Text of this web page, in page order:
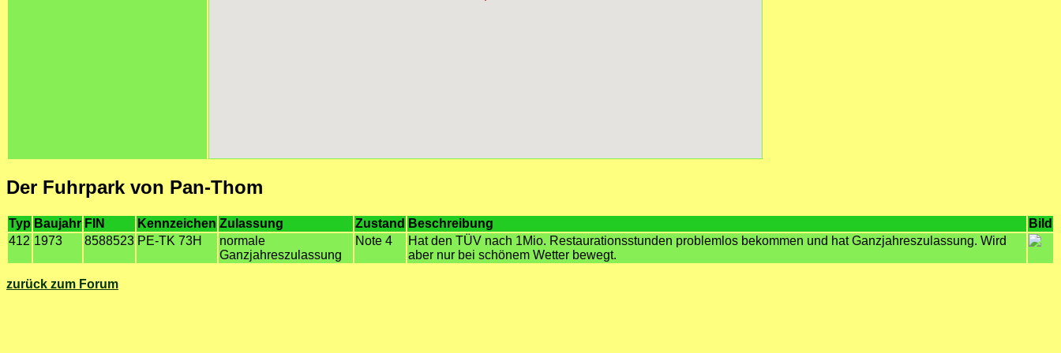
Der Fuhrpark von Pan-Thom
Typ Baujahr FIN Kennzeichen Zulassung Zustand Beschreibung
Bild
412 1973 8588523 PE-TK 73H
normale
Ganzjahreszulassung
Note 4
Hat den TÜV nach 1Mio. Restaurationsstunden problemlos bekommen und hat Ganzjahreszulassung. Wird
aber nur bei schönem Wetter bewegt.
zurück zum Forum